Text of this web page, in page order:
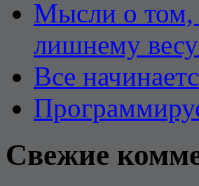
Мысли о том,
лишнему
Все
Свежие